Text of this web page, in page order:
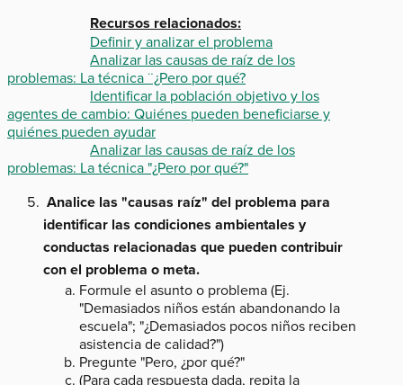
Recursos relacionados:
Definir y analizar el problema
Analizar las causas de raíz de los
problemas: La técnica ¨¿Pero por qué?
Identificar la población objetivo y los
agentes de cambio: Quiénes pueden beneficiarse y
quiénes pueden ayudar
Analizar las causas de raíz de los
problemas: La técnica "¿Pero por qué?"
Analice las "causas raíz" del problema para
identificar las condiciones ambientales y
conductas relacionadas que pueden contribuir
con el problema o meta.
Formule el asunto o problema (Ej.
"Demasiados niños están abandonando la
escuela"; "¿Demasiados pocos niños reciben
asistencia de calidad?")
Pregunte "Pero, ¿por qué?"
(Para cada respuesta dada, repita la